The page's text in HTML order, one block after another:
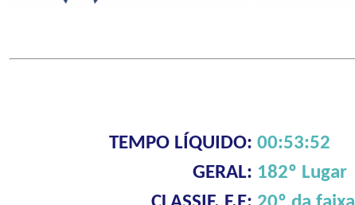
TEMPO LÍQUIDO: 00:53:52
GERAL: 182º Lugar